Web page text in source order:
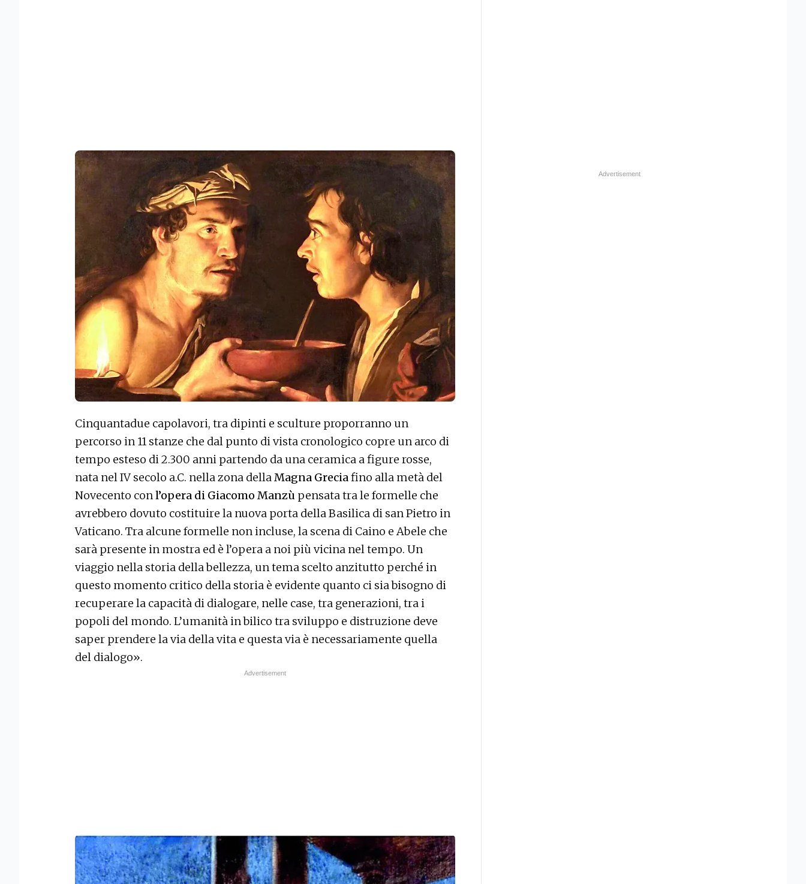
Cinquantadue capolavori, tra dipinti e sculture proporranno un
percorso in 11 stanze che dal punto di vista cronologico copre un arco di
tempo esteso di 2.300 anni partendo da una ceramica a figure rosse,
nata nel IV secolo a.C. nella zona dellaMagna Greciafino alla metà del
Novecento conl’opera di Giacomo Manzù pensata tra le formelle che
avrebbero dovuto costituire la nuova porta della Basilica di san Pietro in
Vaticano. Tra alcune formelle non incluse, la scena di Caino e Abele che
sarà presente in mostra ed è l’opera a noi più vicina nel tempo. Un
viaggio nella storia della bellezza, un tema scelto anzitutto perché in
questo momento critico della storia è evidente quanto ci sia bisogno di
recuperare la capacità di dialogare, nelle case, tra generazioni, tra i
popoli del mondo. L’umanità in bilico tra sviluppo e distruzione deve
saper prendere la via della vita e questa via è necessariamente quella
del dialogo».